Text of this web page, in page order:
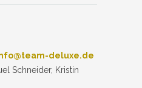
deluxe.de
Schneider, Kristin